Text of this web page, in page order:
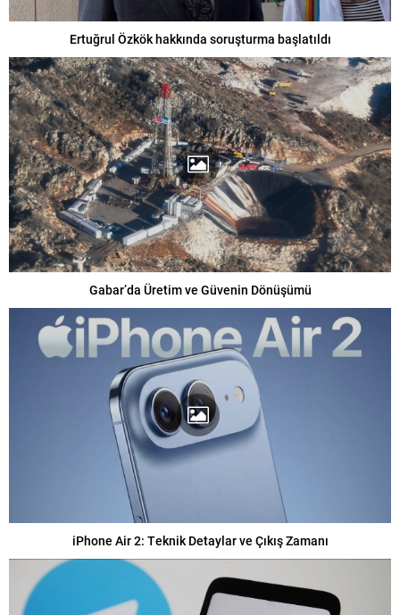
Ertuğrul Özkök hakkında soruşturma başlatıldı
Gabar’da Üretim ve Güvenin Dönüşümü
iPhone Air 2: Teknik Detaylar ve Çıkış Zamanı